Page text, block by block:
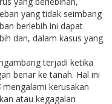
yang tidak seimbang
berlebih ini dapat
dan, dalam kasus yang
terjadi ketika
benar ke tanah. Hal ini
mengalami kerusakan
atau kegagalan